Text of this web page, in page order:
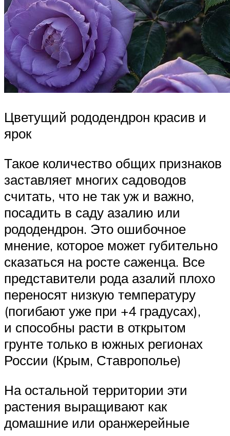
Цветущий рододендрон красив и
ярок
Такое количество общих признаков
заставляет многих садоводов
считать, что не так уж и важно,
посадить в саду азалию или
рододендрон. Это ошибочное
мнение, которое может губительно
сказаться на росте саженца. Все
представители рода азалий плохо
переносят низкую температуру
(погибают уже при +4 градусах),
и способны расти в открытом
грунте только в южных регионах
России (Крым, Ставрополье)
На остальной территории эти
растения выращивают как
домашние или оранжерейные